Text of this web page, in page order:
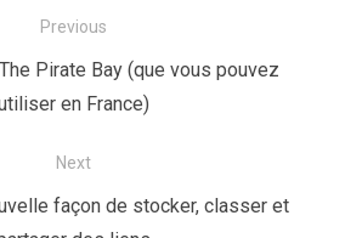
Previous
Pirate Bay (que vous pouvez
en France)
Next
façon de stocker, classer et